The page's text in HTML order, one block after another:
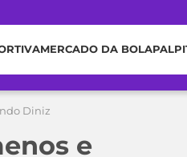
MERCADO DA BOLA
Diniz
e